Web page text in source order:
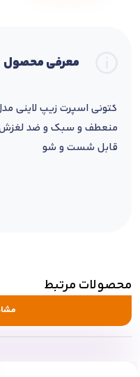
معرفی محصول
کتونی اسپرت زیپ لاینی
منعطف و سبک و ضد لغزش
قابل شست و شو
محصولات مرتبط